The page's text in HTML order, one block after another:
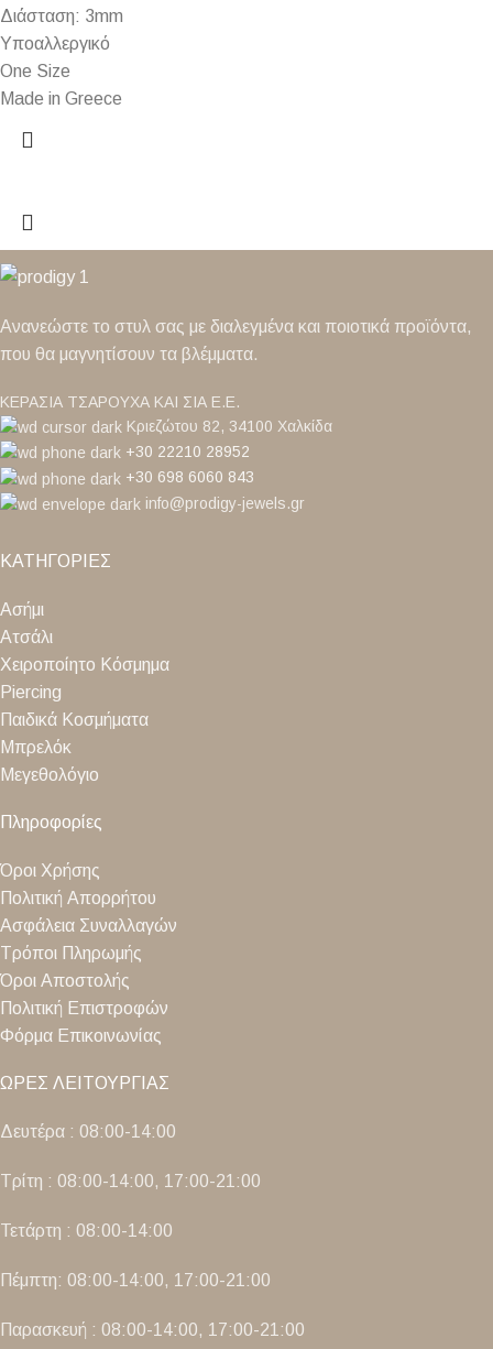
Διάσταση: 3mm
Υποαλλεργικό
One Size
Made in Greece
Ανανεώστε το στυλ σας με διαλεγμένα και ποιοτικά προϊόντα,
που θα μαγνητίσουν τα βλέμματα.
ΚΕΡΑΣΙΑ ΤΣΑΡΟΥΧΑ ΚΑΙ ΣΙΑ Ε.Ε.
Κριεζώτου 82, 34100 Χαλκίδα
+30 22210 28952
+30 698 6060 843
info@prodigy-jewels.gr
ΚΑΤΗΓΟΡΙΕΣ
Ασήμι
Ατσάλι
Χειροποίητο Κόσμημα
Piercing
Παιδικά Κοσμήματα
Μπρελόκ
Μεγεθολόγιο
Πληροφορίες
Όροι Χρήσης
Πολιτική Απορρήτου
Ασφάλεια Συναλλαγών
Τρόποι Πληρωμής
Όροι Αποστολής
Πολιτική Επιστροφών
Φόρμα Επικοινωνίας
ΩΡΕΣ ΛΕΙΤΟΥΡΓΙΑΣ
Δευτέρα : 08:00-14:00
Τρίτη : 08:00-14:00, 17:00-21:00
Τετάρτη : 08:00-14:00
Πέμπτη: 08:00-14:00, 17:00-21:00
Παρασκευή : 08:00-14:00, 17:00-21:00